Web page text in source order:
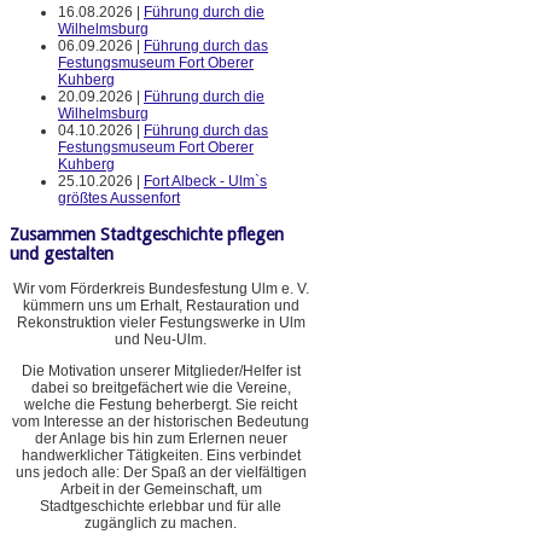
16.08.2026 |
Führung durch die
Wilhelmsburg
06.09.2026 |
Führung durch das
Festungsmuseum Fort Oberer
Kuhberg
20.09.2026 |
Führung durch die
Wilhelmsburg
04.10.2026 |
Führung durch das
Festungsmuseum Fort Oberer
Kuhberg
25.10.2026 |
Fort Albeck - Ulm`s
größtes Aussenfort
Zusammen Stadtgeschichte pflegen
und gestalten
Wir vom Förderkreis Bundesfestung Ulm e. V.
kümmern uns um Erhalt, Restauration und
Rekonstruktion vieler Festungswerke in Ulm
und Neu-Ulm.
Die Motivation unserer Mitglieder/Helfer ist
dabei so breitgefächert wie die Vereine,
welche die Festung beherbergt. Sie reicht
vom Interesse an der historischen Bedeutung
der Anlage bis hin zum Erlernen neuer
handwerklicher Tätigkeiten. Eins verbindet
uns jedoch alle: Der Spaß an der vielfältigen
Arbeit in der Gemeinschaft, um
Stadtgeschichte erlebbar und für alle
zugänglich zu machen.